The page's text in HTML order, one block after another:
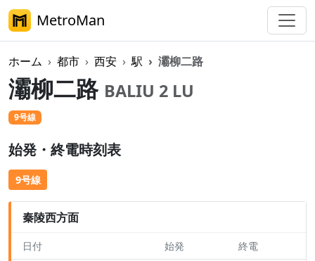
MetroMan
ホーム 都市 西安 駅 灞柳二路
灞柳二路 BALIU 2 LU
9号線
始発・終電時刻表
9号線
秦陵西方面
日付 始発 終電